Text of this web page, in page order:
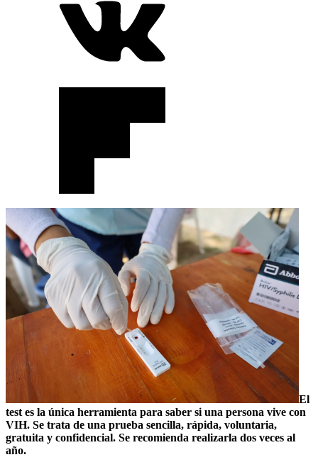
El
test es la única herramienta para saber si una persona vive con
VIH. Se trata de una prueba sencilla, rápida, voluntaria,
gratuita y confidencial. Se recomienda realizarla dos veces al
año.